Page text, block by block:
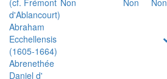
d'Ablancourt)
Abraham
Ecchellensis
(1605-1664)
Abrenethée
Daniel d'